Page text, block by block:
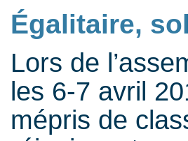
Égalitaire,
Lors de
les 6-7 avril
mépris de